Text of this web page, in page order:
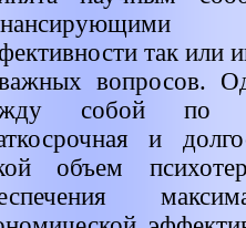
так или
вопросов.
собой по
и
объем